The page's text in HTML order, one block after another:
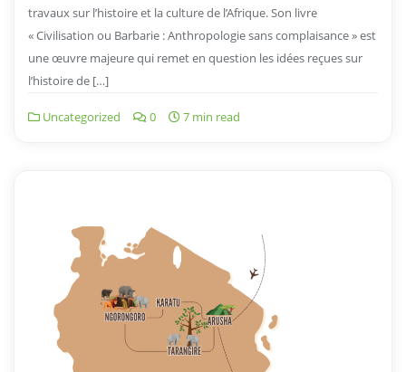
travaux sur l’histoire et la culture de l’Afrique. Son livre
« Civilisation ou Barbarie : Anthropologie sans complaisance » est
une œuvre majeure qui remet en question les idées reçues sur
l’histoire de […]
Uncategorized 0 7 min read